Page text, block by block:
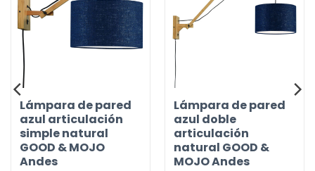
Lámpara de pared
azul articulación
simple natural
GOOD & MOJO
Andes
Lámpara de pared
azul doble
articulación
natural GOOD &
MOJO Andes